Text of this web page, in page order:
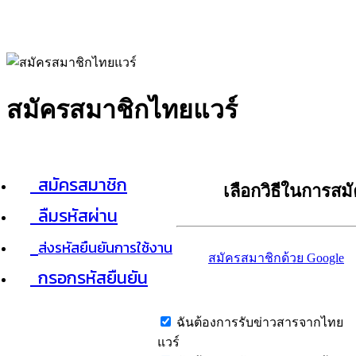
สมัครสมาชิกไทยแวร์
สมัครสมาชิก
ลืมรหัสผ่าน
ส่งรหัสยืนยันการใช้งาน
กรอกรหัสยืนยัน
เลือกวิธีในการส
สมัครสมาชิกด้วย Google
ฉันต้องการรับข่าวสารจากไทย
แวร์